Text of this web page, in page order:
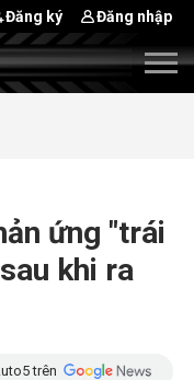
Đăng ký Đăng nhập
ứng "trái
khi ra
trên